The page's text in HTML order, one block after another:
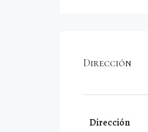
Dirección
Dirección